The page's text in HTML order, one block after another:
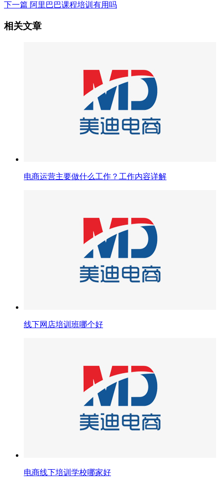
下一篇 阿里巴巴课程培训有用吗
相关文章
电商运营主要做什么工作？工作内容详解
线下网店培训班哪个好
电商线下培训学校哪家好